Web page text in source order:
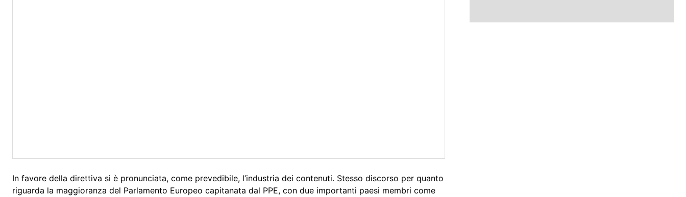
In favore della direttiva si è pronunciata, come prevedibile, l’industria dei contenuti. Stesso discorso per quanto
riguarda la maggioranza del Parlamento Europeo capitanata dal PPE, con due importanti paesi membri come